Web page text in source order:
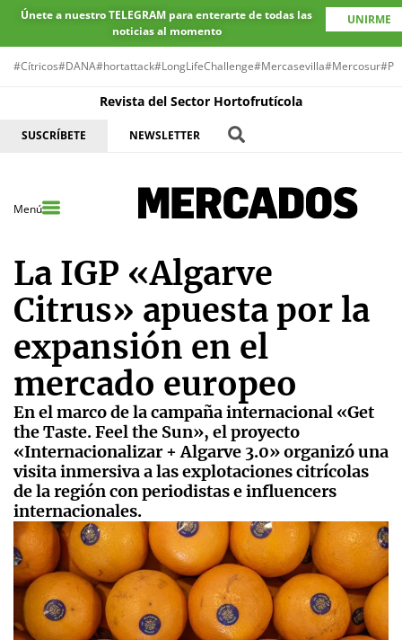
Únete a nuestro TELEGRAM para enterarte de todas las
noticias al momento
UNIRME
#Cítricos#DANA#hortattack#LongLifeChallenge#Mercasevilla#Mercosur
Revista del Sector Hortofrutícola
SUSCRÍBETE NEWSLETTER
Menú
La IGP «Algarve
Citrus» apuesta por la
expansión en el
mercado europeo
En el marco de la campaña internacional «Get
the Taste. Feel the Sun», el proyecto
«Internacionalizar + Algarve 3.0» organizó una
visita inmersiva a las explotaciones citrícolas
de la región con periodistas e influencers
internacionales.